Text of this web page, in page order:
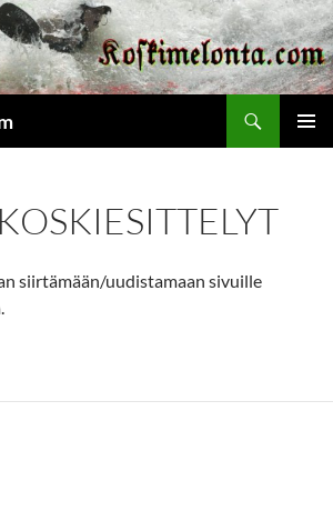
siirtämään/uudistamaan sivuille